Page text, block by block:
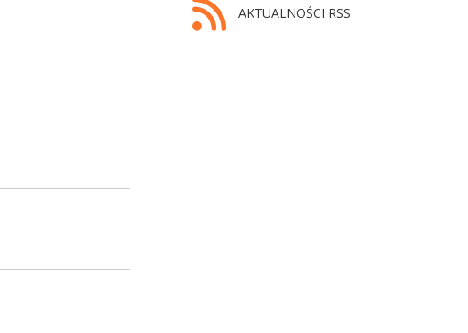
AKTUALNOŚCI RSS